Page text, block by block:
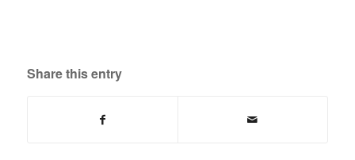
Share this entry